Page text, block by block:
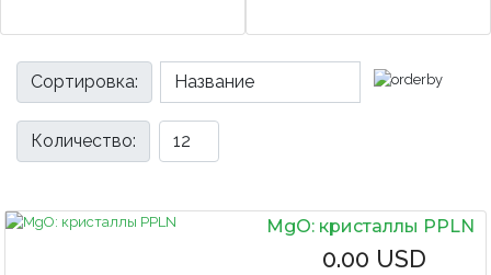
Сортировка:
Количество:
MgO: кристаллы PPLN
0.00 USD